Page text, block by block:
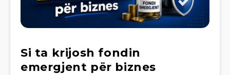
Si ta krijosh fondin
emergjent për biznes